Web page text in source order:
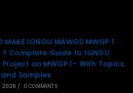
MAKE IGNOU MAWGS MWGP 1
Complete Guide to IGNOU
Project on MWGP 1– With Topics,
Samples
2026 / 0 COMMENTS